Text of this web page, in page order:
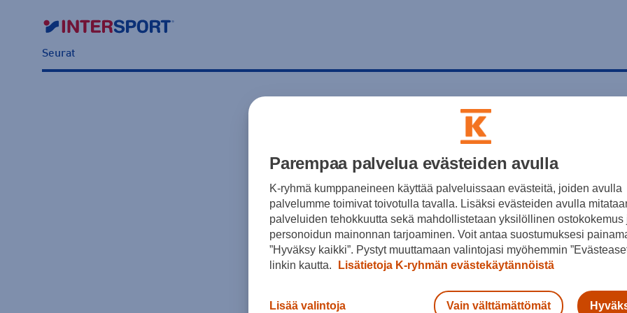
Seurat
Parempaa palvelua evästeiden avulla
K-ryhmä kumppaneineen käyttää palveluissaan evästeitä, joiden avulla
palvelumme toimivat toivotulla tavalla. Lisäksi evästeiden avulla
palveluiden tehokkuutta sekä mahdollistetaan yksilöllinen ostokokemus
personoidun mainonnan tarjoaminen. Voit antaa suostumuksesi
”Hyväksy kaikki”. Pystyt muuttamaan valintojasi myöhemmin
linkin kautta.
Lisätietoja K-ryhmän evästekäytännöistä
Lisää valintoja Vain välttämättömät